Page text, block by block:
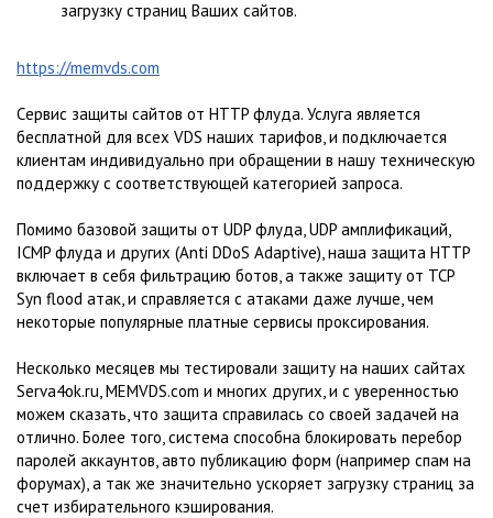
загрузку страниц Ваших сайтов.
https://memvds.com
Cервис защиты сайтов от HTTP флуда. Услуга является
бесплатной для всех VDS наших тарифов, и подключается
клиентам индивидуально при обращении в нашу техническую
поддержку с соответствующей категорией запроса.
Помимо базовой защиты от UDP флуда, UDP амплификаций,
ICMP флуда и других (Anti DDoS Adaptive), наша защита HTTP
включает в себя фильтрацию ботов, а также защиту от TCP
Syn flood атак, и справляется с атаками даже лучше, чем
некоторые популярные платные сервисы проксирования.
Несколько месяцев мы тестировали защиту на наших сайтах
Serva4ok.ru, MEMVDS.com и многих других, и с уверенностью
можем сказать, что защита справилась со своей задачей на
отлично. Более того, система способна блокировать перебор
паролей аккаунтов, авто публикацию форм (например спам на
форумах), а так же значительно ускоряет загрузку страниц за
счет избирательного кэширования.